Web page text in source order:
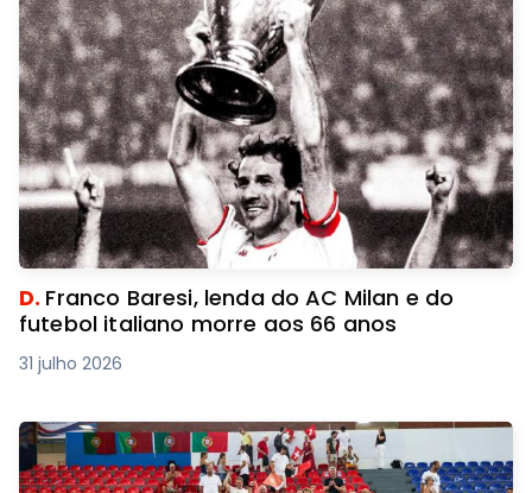
D. Franco Baresi, lenda do AC Milan e do
futebol italiano morre aos 66 anos
31 julho 2026